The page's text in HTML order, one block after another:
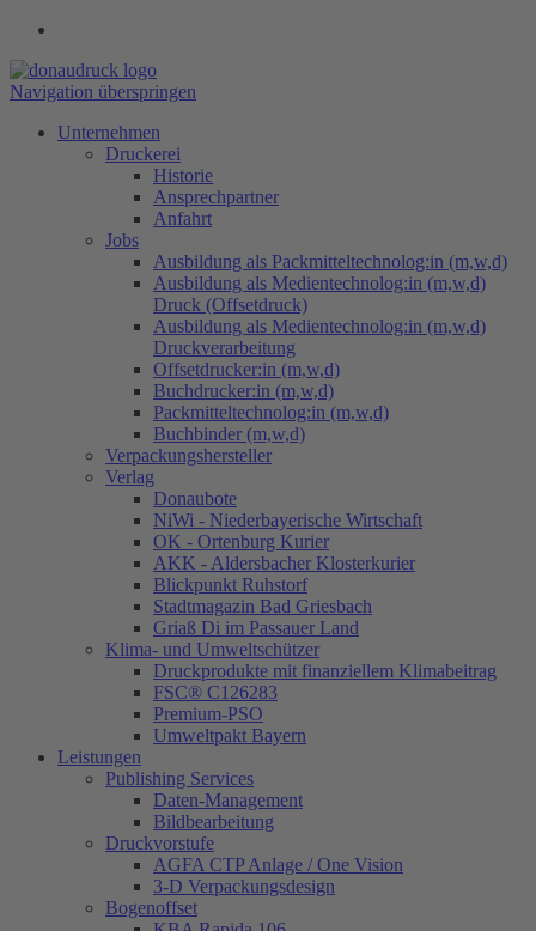
Navigation überspringen
Unternehmen
Druckerei
Historie
Ansprechpartner
Anfahrt
Jobs
Ausbildung als Packmitteltechnolog:in (m,w,d)
Ausbildung als Medientechnolog:in (m,w,d)
Druck (Offsetdruck)
Ausbildung als Medientechnolog:in (m,w,d)
Druckverarbeitung
Offsetdrucker:in (m,w,d)
Buchdrucker:in (m,w,d)
Packmitteltechnolog:in (m,w,d)
Buchbinder (m,w,d)
Verpackungs​hersteller
Verlag
Donaubote
NiWi - Niederbayerische Wirtschaft
OK - Ortenburg Kurier
AKK - Aldersbacher Klosterkurier
Blickpunkt Ruhstorf
Stadtmagazin Bad Griesbach
Griaß Di im Passauer Land
Klima- und Umweltschützer
Druckprodukte mit finanziellem Klimabeitrag
FSC® C126283
Premium-PSO
Umweltpakt Bayern
Leistungen
Publishing Services
Daten-Management
Bildbearbeitung
Druckvorstufe
AGFA CTP Anlage / One Vision
3-D Verpackungsdesign
Bogenoffset